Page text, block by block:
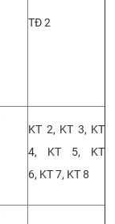
TĐ 2
KT 2, KT 3, KT
4, KT 5, KT
6, KT7, KT8